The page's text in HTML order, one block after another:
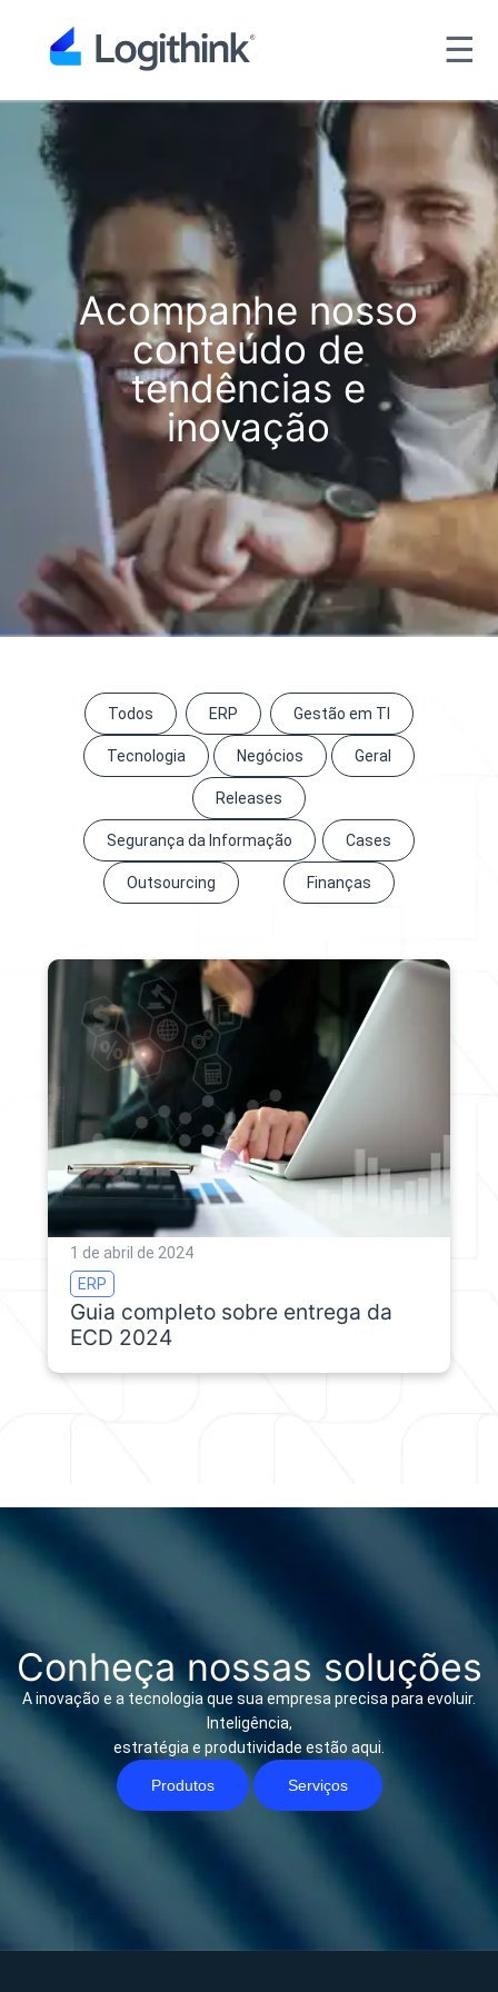
☰
Acompanhe nosso
conteúdo de
tendências e
inovação
Todos ERP Gestão em TI
Tecnologia Negócios Geral
Releases
Segurança da Informação Cases
Outsourcing Finanças
1 de abril de 2024
ERP
Guia completo sobre entrega da
ECD 2024
Conheça nossas soluções
A inovação e a tecnologia que sua empresa precisa para evoluir.
Inteligência,
estratégia e produtividade estão aqui.
Produtos Serviços